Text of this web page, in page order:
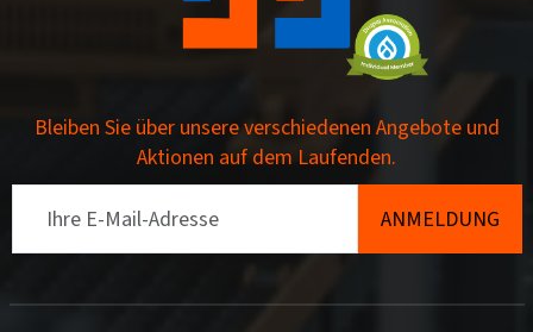
Bleiben Sie über unsere verschiedenen Angebote und
Aktionen auf dem Laufenden.